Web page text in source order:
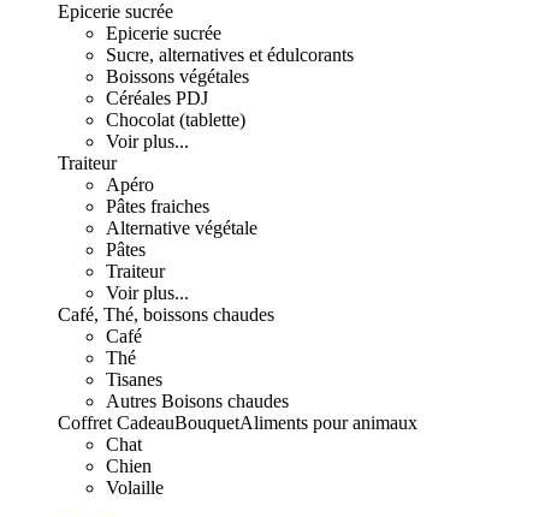
Epicerie sucrée
Epicerie sucrée
Sucre, alternatives et édulcorants
Boissons végétales
Céréales PDJ
Chocolat (tablette)
Voir plus...
Traiteur
Apéro
Pâtes fraiches
Alternative végétale
Pâtes
Traiteur
Voir plus...
Café, Thé, boissons chaudes
Café
Thé
Tisanes
Autres Boisons chaudes
Coffret CadeauBouquetAliments pour animaux
Chat
Chien
Volaille